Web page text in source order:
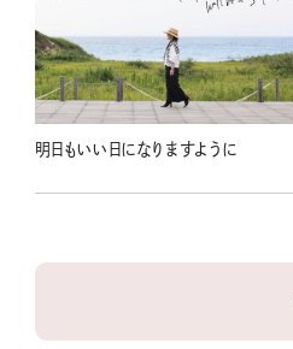
明日もいい日になりますように